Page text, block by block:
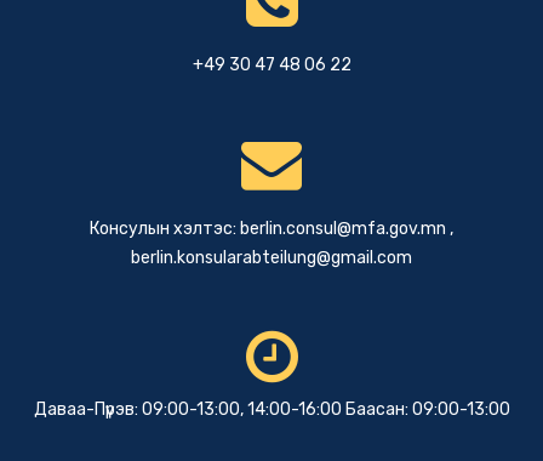
+49 30 47 48 06 22
Консулын хэлтэс: berlin.consul@mfa.gov.mn ,
berlin.konsularabteilung@gmail.com
Даваа-Пүрэв: 09:00-13:00, 14:00-16:00 Баасан: 09:00-13:00